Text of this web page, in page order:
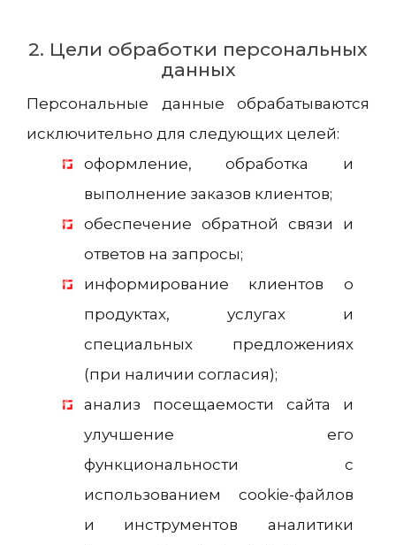
2. Цели обработки персональных
данных
Персональные данные обрабатываются
исключительно для следующих целей:
оформление, обработка и
выполнение заказов клиентов;
обеспечение обратной связи и
ответов на запросы;
информирование клиентов о
продуктах, услугах и
специальных предложениях
(при наличии согласия);
анализ посещаемости сайта и
улучшение его
функциональности с
использованием cookie-файлов
и инструментов аналитики